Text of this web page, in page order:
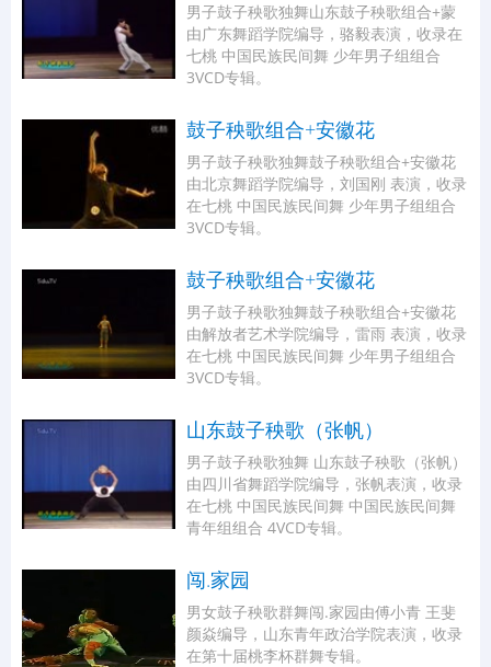
男子鼓子秧歌独舞山东鼓子秧歌组合+蒙
由广东舞蹈学院编导，骆毅表演，收录在
七桃 中国民族民间舞 少年男子组组合
3VCD专辑。
鼓子秧歌组合+安徽花
男子鼓子秧歌独舞鼓子秧歌组合+安徽花
由北京舞蹈学院编导，刘国刚 表演，收录
在七桃 中国民族民间舞 少年男子组组合
3VCD专辑。
鼓子秧歌组合+安徽花
男子鼓子秧歌独舞鼓子秧歌组合+安徽花
由解放者艺术学院编导，雷雨 表演，收录
在七桃 中国民族民间舞 少年男子组组合
3VCD专辑。
山东鼓子秧歌（张帆）
男子鼓子秧歌独舞 山东鼓子秧歌（张帆）
由四川省舞蹈学院编导，张帆表演，收录
在七桃 中国民族民间舞 中国民族民间舞
青年组组合 4VCD专辑。
闯.家园
男女鼓子秧歌群舞闯.家园由傅小青 王斐
颜焱编导，山东青年政治学院表演，收录
在第十届桃李杯群舞专辑。